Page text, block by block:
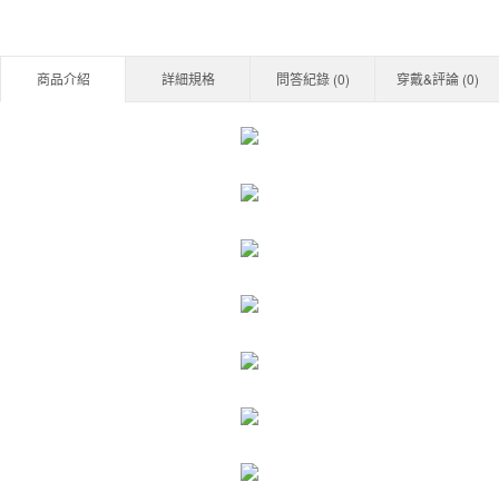
商品介紹 詳細規格 問答紀錄 (0) 穿戴&評論 (0)